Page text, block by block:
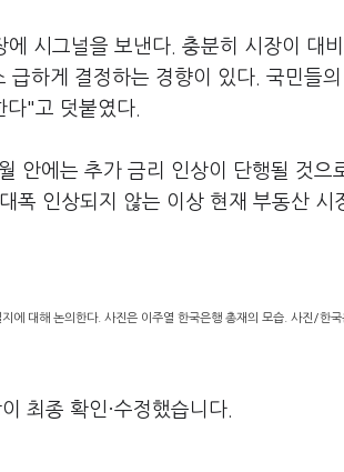
시그널을 보낸다. 충분히 시장이 대
하게 결정하는 경향이 있다. 국민들
"고 덧붙였다.
안에는 추가 금리 인상이 단행될 것으
폭 인상되지 않는 이상 현재 부동산 시
에 대해 논의한다. 사진은 이주열 한국은행 총재의 모습. 사진/한국
최종 확인·수정했습니다.